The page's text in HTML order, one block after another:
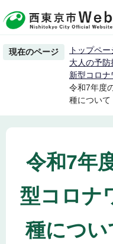
の
ー現在のページ トップペー
大人の予防
新型コロ
令和7年度
種について
令和7年
型コロナ
種につい